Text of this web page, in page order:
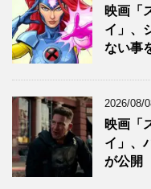
映画「
イ」、
ない事
2026/08/
映画「
イ」、
が公開